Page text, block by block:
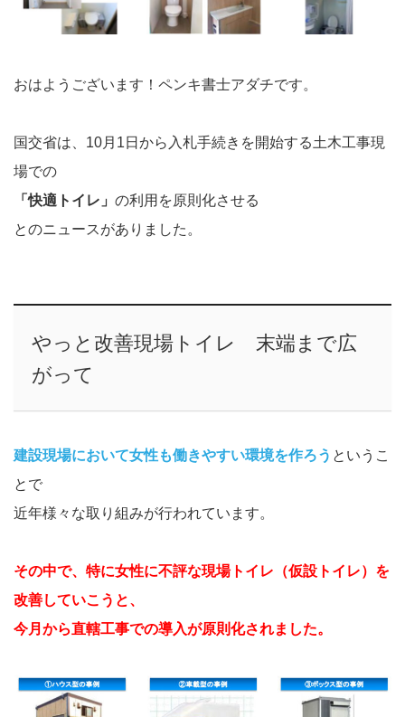
おはようございます！ペンキ書士アダチです。
国交省は、10月1日から入札手続きを開始する土木工事現
場での
「快適トイレ」 の利用を原則化させる
とのニュースがありました。
やっと改善現場トイレ 末端まで広
がって
建設現場において女性も働きやすい環境を作ろう というこ
とで
近年様々な取り組みが行われています。
その中で、特に女性に不評な現場トイレ（仮設トイレ）を
改善していこうと、
今月から直轄工事での導入が原則化されました。